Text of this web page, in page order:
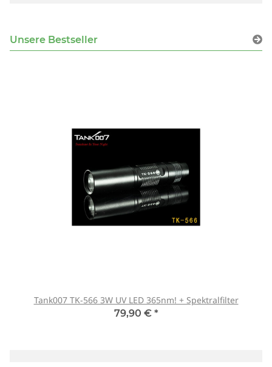
Unsere Bestseller
Tank007 TK-566 3W UV LED 365nm! + Spektralfilter
79,90 € *